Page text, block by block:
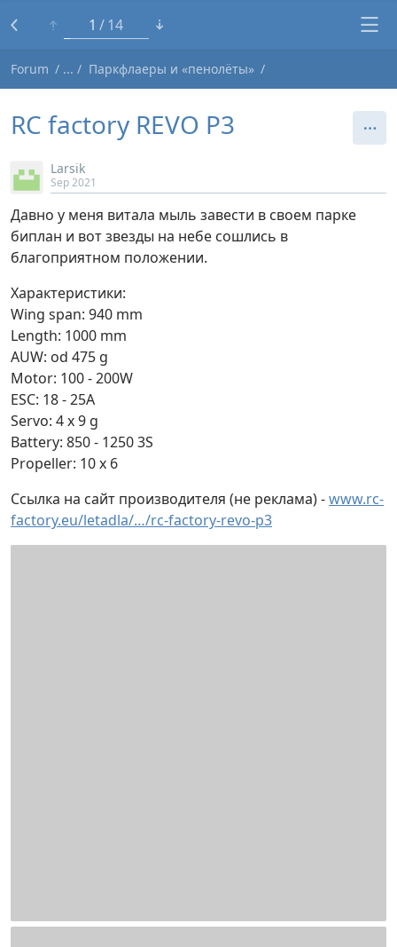
1 14
Forum Паркфлаеры и «пенолёты»
RC factory REVO P3
Larsik
Sep 2021
Давно у меня витала мыль завести в своем парке
биплан и вот звезды на небе сошлись в
благоприятном положении.
Характеристики:
Wing span: 940 mm
Length: 1000 mm
AUW: od 475 g
Motor: 100 - 200W
ESC: 18 - 25A
Servo: 4 x 9 g
Battery: 850 - 1250 3S
Propeller: 10 x 6
Ссылка на сайт производителя (не реклама) -www.rc-
factory.eu/letadla/…/rc-factory-revo-p3